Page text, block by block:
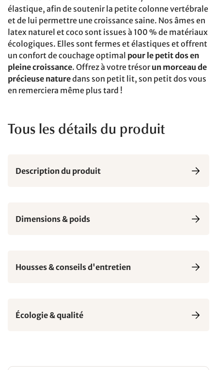
élastique, afin de soutenir la petite colonne vertébrale
et de lui permettre une croissance saine. Nos âmes en
latex naturel et coco sont issues à 100 % de matériaux
écologiques. Elles sont fermes et élastiques et offrent
un confort de couchage optimal pour le petit dos en
pleine croissance. Offrez à votre trésorun morceau de
précieuse naturedans son petit lit, son petit dos vous
en remerciera même plus tard !
Tous les détails du produit
Description du produit
Dimensions & poids
Housses & conseils d'entretien
Écologie & qualité